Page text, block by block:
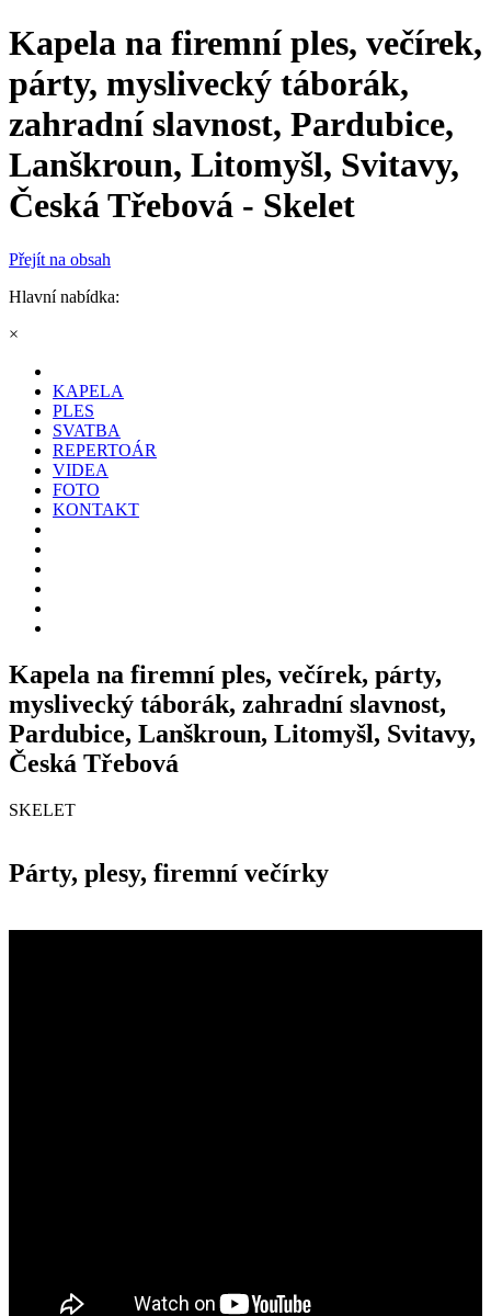
Kapela na firemní ples, večírek,
párty, myslivecký táborák,
zahradní slavnost, Pardubice,
Lanškroun, Litomyšl, Svitavy,
Česká Třebová - Skelet
Přejít na obsah
Hlavní nabídka:
×
KAPELA
PLES
SVATBA
REPERTOÁR
VIDEA
FOTO
KONTAKT
Kapela na firemní ples, večírek, párty,
myslivecký táborák, zahradní slavnost,
Pardubice, Lanškroun, Litomyšl, Svitavy,
Česká Třebová
SKELET
Párty, plesy, firemní večírky